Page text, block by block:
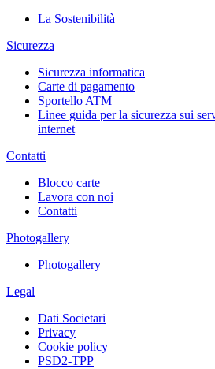
La Sostenibilità
Sicurezza
Sicurezza informatica
Carte di pagamento
Sportello ATM
Linee guida per la sicurezza sui
internet
Contatti
Blocco carte
Lavora con noi
Contatti
Photogallery
Photogallery
Legal
Dati Societari
Privacy
Cookie policy
PSD2-TPP